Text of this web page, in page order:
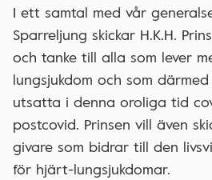
I ett samtal med vår
Sparreljung skickar H.K.H.
och tanke till alla som lever
lungsjukdom och som
utsatta i denna oroliga tid
postcovid. Prinsen vill även
givare som bidrar till den
för hjärt-lungsjukdomar.